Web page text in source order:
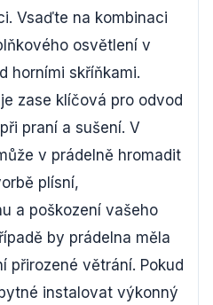
Vsaďte na kombinaci
osvětlení v
horními skříňkami.
zase klíčová pro odvod
praní a sušení. V
v prádelně hromadit
plísní,
a poškození vašeho
by prádelna měla
přirozené větrání. Pokud
instalovat výkonný